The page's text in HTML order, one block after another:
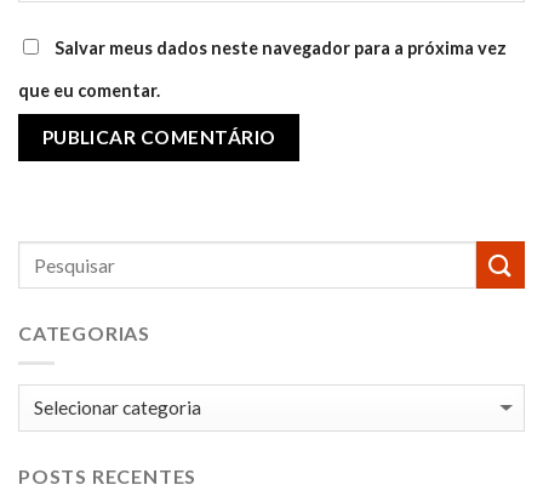
CATEGORIAS
Categorias
POSTS RECENTES
Salvar meus dados neste navegador para a próxima vez
que eu comentar.